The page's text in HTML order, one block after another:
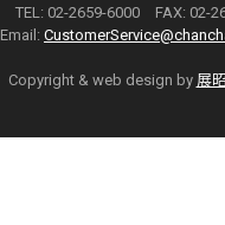
TEL: 02-2659-6000 FAX: 02-
Email:
Copyright & web design by 展